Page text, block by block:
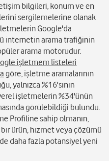
bilgileri, konum ve en
sergilemelerine olanak
Google'da
internetin arama trafiğinin
arama motorudur.
işletmem listeleri
göre, işletme aramalarının
yalnızca %16'sının
işletmelerin %34'ünün
görülebildiği bulundu.
Profiline sahip olmanın,
ürün, hizmet veya çözümü
daha fazla potansiyel yeni